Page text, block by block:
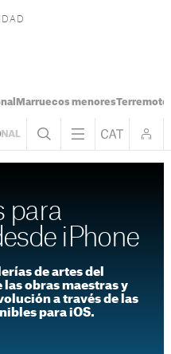
Marruecos menoresTerremoto
para
iPhone
de artes del
las obras maestras y
a través de las
para iOS.